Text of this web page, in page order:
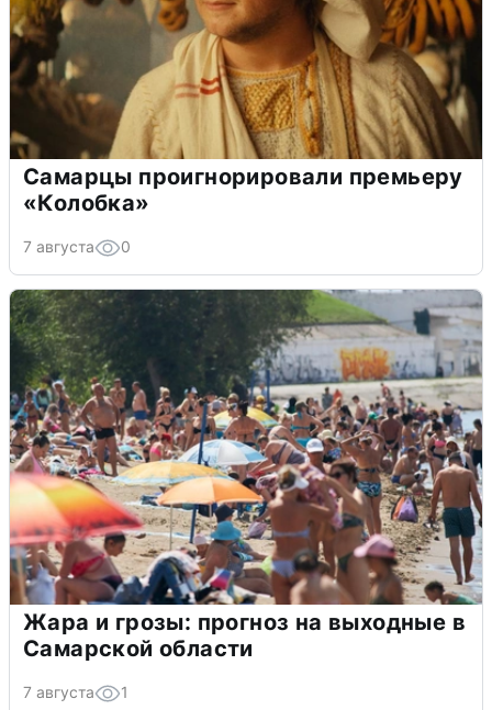
Самарцы проигнорировали премьеру
«Колобка»
7 августа 0
Жара и грозы: прогноз на выходные в
Самарской области
7 августа 1